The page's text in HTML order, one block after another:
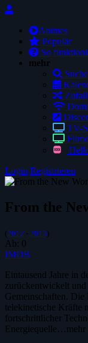
Animes
Populär
So
mehr
Suche
Zufall
TV-
Login Registrieren
From the
(2012 - 2013 )
Ab: 0
IMDB
Eintausend Jahre in
zurückentwickelt
Gemeinschaften. Die
telekinetische Kräfte
fortschrittlicher
Energiequelle…mehr